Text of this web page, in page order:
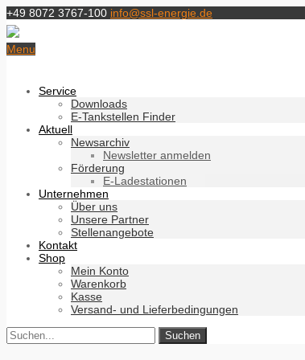
+49 8072 3767-100 info@ssl-energie.de
Menu
Service
Downloads
E-Tankstellen Finder
Aktuell
Newsarchiv
Newsletter anmelden
Förderung
E-Ladestationen
Unternehmen
Über uns
Unsere Partner
Stellenangebote
Kontakt
Shop
Mein Konto
Warenkorb
Kasse
Versand- und Lieferbedingungen